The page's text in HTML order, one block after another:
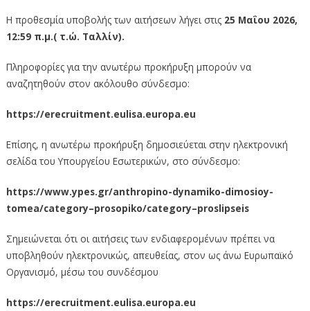
Η προθεσμία υποβολής των αιτήσεων λήγει στις 25 Μαΐου 2026,
12:59 π.μ.( τ.ώ. Ταλλίν).
Πληροφορίες για την ανωτέρω προκήρυξη μπορούν να
αναζητηθούν στον ακόλουθο σύνδεσμο:
https://erecruitment.eulisa.europa.eu
Επίσης, η ανωτέρω προκήρυξη δημοσιεύεται στην ηλεκτρονική
σελίδα του Υπουργείου Εσωτερικών, στο σύνδεσμο:
https://www.ypes.gr/anthropino-dynamiko-dimosioy-
tomea/category–prosopiko/category–proslipseis
Σημειώνεται ότι οι αιτήσεις των ενδιαφερομένων πρέπει να
υποβληθούν ηλεκτρονικώς, απευθείας, στον ως άνω Ευρωπαϊκό
Οργανισμό, μέσω του συνδέσμου
https://erecruitment.eulisa.europa.eu